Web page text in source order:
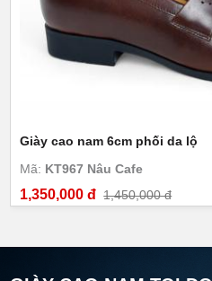
Giày cao nam 6cm phối da lộ
Mã: KT967 Nâu Cafe
1,350,000 đ 1,450,000 đ